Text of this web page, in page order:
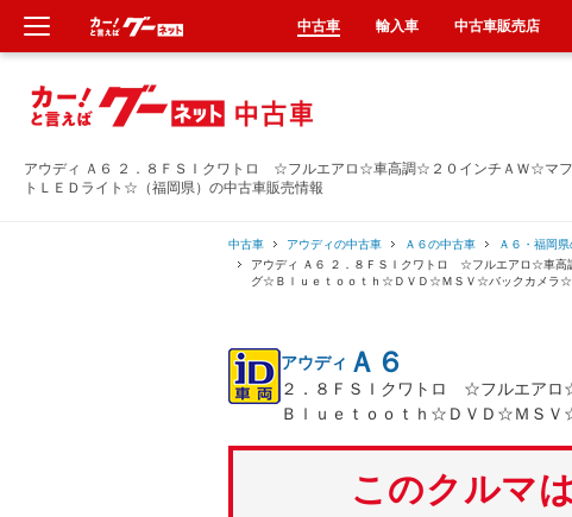
アウディ Ａ６ ２．８ＦＳＩクワトロ ☆フルエアロ☆車高調☆２０インチＡＷ☆
トＬＥＤライト☆（福岡県）の中古車販売情報
中古車 アウディの中古車 Ａ６の中古車 Ａ６・福岡
アウディ Ａ６ ２．８ＦＳＩクワトロ ☆フルエアロ☆車
グ☆Ｂｌｕｅｔｏｏｔｈ☆ＤＶＤ☆ＭＳＶ☆バックカメラ
アウディ Ａ６
２．８ＦＳＩクワトロ ☆フルエア
Ｂｌｕｅｔｏｏｔｈ☆ＤＶＤ☆ＭＳ
このクルマ
中古車 輸入車 中古車販売店
新車
中古車